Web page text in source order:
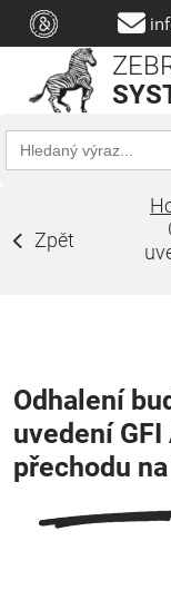
Search
for:
Zpět
Odhalení
uvedení
přechodu